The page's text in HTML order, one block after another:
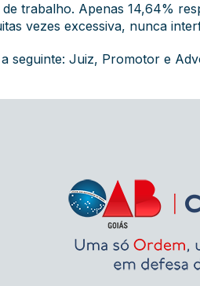
trabalho. Apenas 14,64%
vezes excessiva, nunca
seguinte: Juiz, Promotor e